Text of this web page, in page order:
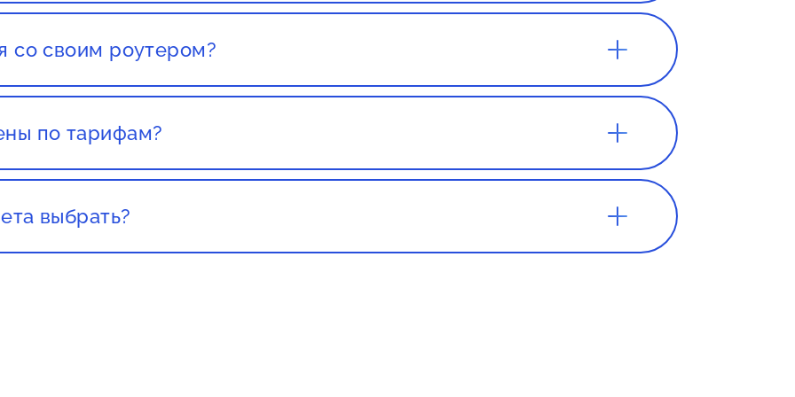
со своим роутером?
своим роутером. Но этот роутер должен был приобретаться в
по тарифам?
клиентов не повышают цены, стоит обращать внимание на
выбрать?
важно учитывать свои потребности и бюджет. Если вы